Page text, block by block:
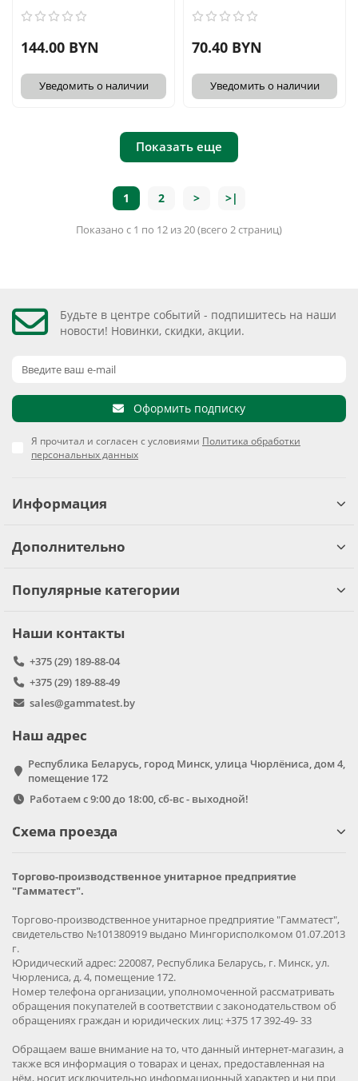
144.00 BYN
Уведомить о наличии
70.40 BYN
Уведомить о наличии
Показать еще
1 2 > >|
Показано с 1 по 12 из 20 (всего 2 страниц)
Будьте в центре событий - подпишитесь на наши
новости! Новинки, скидки, акции.
Оформить подписку
Я прочитал и согласен с условиями Политика обработки
персональных данных
Информация
Дополнительно
Популярные категории
Наши контакты
+375 (29) 189-88-04
+375 (29) 189-88-49
sales@gammatest.by
Наш адрес
Республика Беларусь, город Минск, улица Чюрлёниса, дом 4,
помещение 172
Работаем с 9:00 до 18:00, сб-вс - выходной!
Схема проезда
Торгово-производственное унитарное предприятие
"Гамматест".
Торгово-производственное унитарное предприятие "Гамматест",
свидетельство №101380919 выдано Мингорисполкомом 01.07.2013
г.
Юридический адрес: 220087, Республика Беларусь, г. Минск, ул.
Чюрлениса, д. 4, помещение 172.
Номер телефона организации, уполномоченной рассматривать
обращения покупателей в соответствии с законодательством об
обращениях граждан и юридических лиц: +375 17 392-49- 33
Обращаем ваше внимание на то, что данный интернет-магазин, а
также вся информация о товарах и ценах, предоставленная на
нём, носит исключительно информационный характер и ни при